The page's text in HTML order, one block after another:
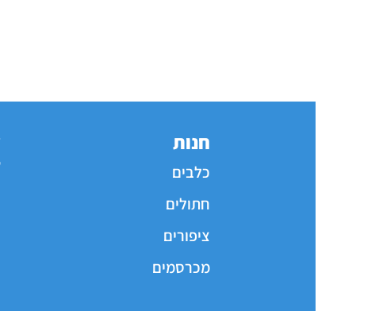
חנות
כלבים
חתולים
ציפורים
מכרסמים